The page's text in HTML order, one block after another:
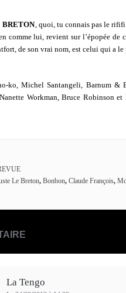
BRETON, quoi, tu connais pas le
comme lui, revient sur l’épopée de
de son vrai nom, est celui qui a
ko, Michel Santangeli, Barnum
Workman, Bruce Robinson
Le Breton, Bonbon, Claude François,
La Tengo